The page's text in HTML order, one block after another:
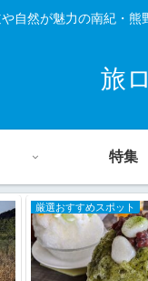
自然が魅力の南紀・熊
旅
特集
厳選おすすめスポット